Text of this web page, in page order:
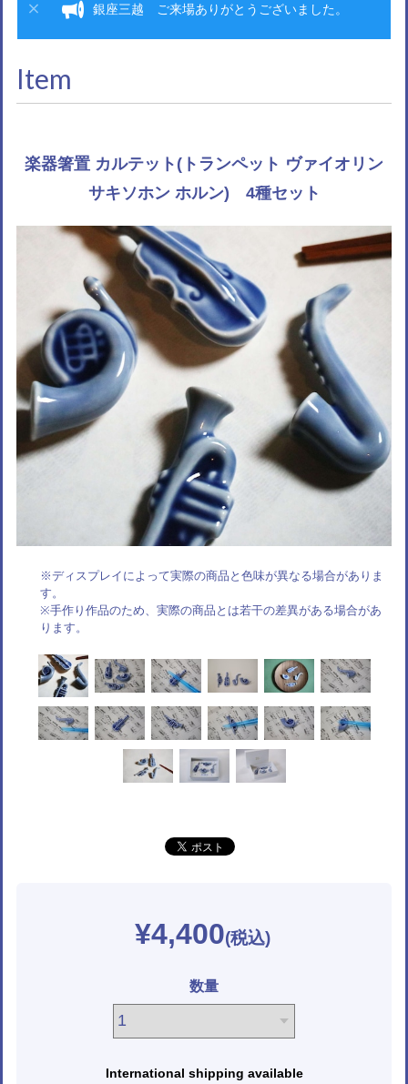
銀座三越 ご来場ありがとうございました。
Item
楽器箸置 カルテット(トランペット ヴァイオリン
サキソホン ホルン) 4種セット
※ディスプレイによって実際の商品と色味が異なる場合がありま
す。
※手作り作品のため、実際の商品とは若干の差異がある場合があ
ります。
¥4,400
数量
International shipping available